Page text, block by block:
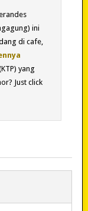
ini
di cafe,
yang
Just click